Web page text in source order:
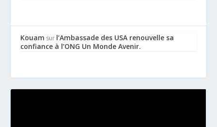
Kouam sur l’Ambassade des USA renouvelle sa
confiance à l’ONG Un Monde Avenir.